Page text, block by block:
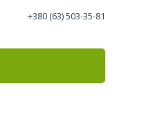
+380 (63) 503-35-81